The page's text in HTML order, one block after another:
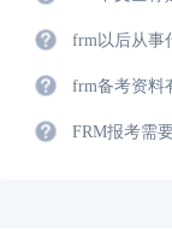
frm以后从事
frm备考资料
FRM报考需